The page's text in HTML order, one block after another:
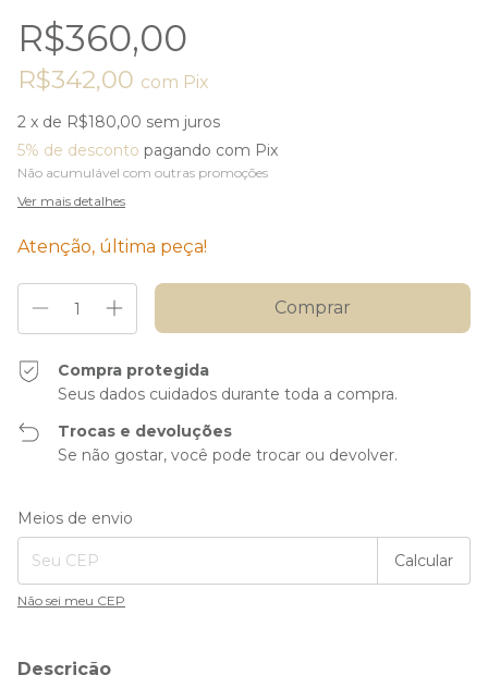
R$360,00
R$342,00 com Pix
2 x de R$180,00 sem juros
5% de desconto pagando com Pix
Não acumulável com outras promoções
Ver mais detalhes
Atenção, última peça!
Compra protegida
Seus dados cuidados durante toda a compra.
Trocas e devoluções
Se não gostar, você pode trocar ou devolver.
Entregas para o CEP:
Meios de envio
Calcular
Não sei meu CEP
Descrição